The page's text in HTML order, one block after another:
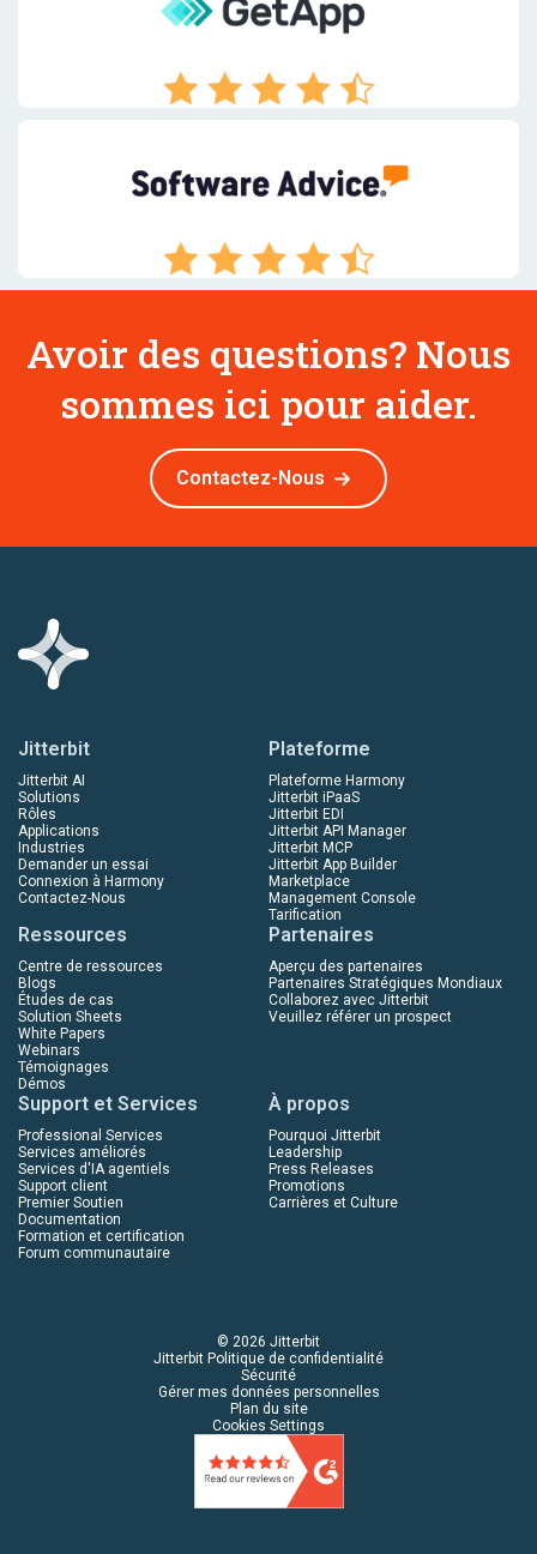
Avoir des questions? Nous
sommes ici pour aider.
Contactez-Nous
Jitterbit
Jitterbit AI
Solutions
Rôles
Applications
Industries
Demander un essai
Connexion à Harmony
Contactez-Nous
Plateforme
Plateforme Harmony
Jitterbit iPaaS
Jitterbit EDI
Jitterbit API Manager
Jitterbit MCP
Jitterbit App Builder
Marketplace
Management Console
Tarification
Ressources
Centre de ressources
Blogs
Études de cas
Solution Sheets
White Papers
Webinars
Témoignages
Démos
Partenaires
Aperçu des partenaires
Partenaires Stratégiques Mondiaux
Collaborez avec Jitterbit
Veuillez référer un prospect
Support et Services
Professional Services
Services améliorés
Services d'IA agentiels
Support client
Premier Soutien
Documentation
Formation et certification
Forum communautaire
À propos
Pourquoi Jitterbit
Leadership
Press Releases
Promotions
Carrières et Culture
© 2026 Jitterbit
Jitterbit Politique de confidentialité
Sécurité
Gérer mes données personnelles
Plan du site
Cookies Settings